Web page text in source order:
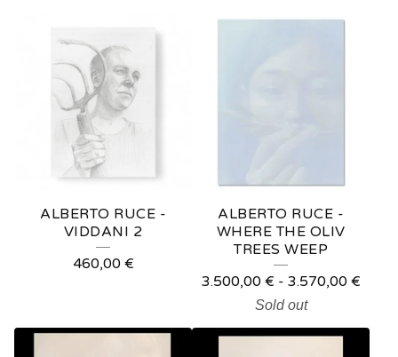
ALBERTO RUCE -
VIDDANI 2
460,00 €
ALBERTO RUCE -
WHERE THE OLIV
TREES WEEP
3.500,00 € - 3.570,00 €
Sold out